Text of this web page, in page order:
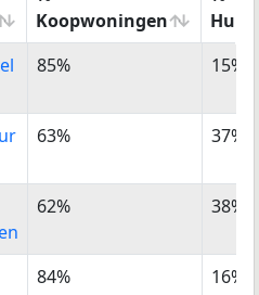
Koopwoningen
%
%
85% 15%
63% 37%
62% 38%
84%
16%